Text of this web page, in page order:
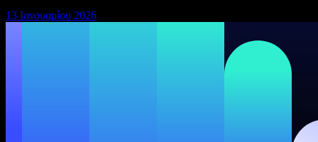
13 Ιανουαρίου 2026